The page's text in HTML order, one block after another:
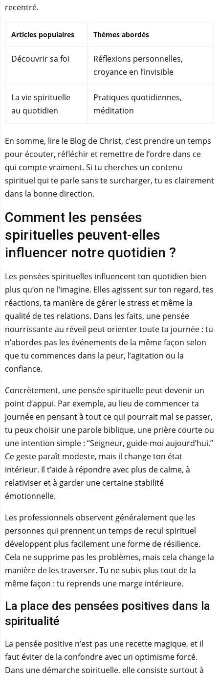
recentré.
Articles populaires Thèmes abordés
Découvrir sa foi
Réflexions personnelles,
croyance en l’invisible
La vie spirituelle
au quotidien
Pratiques quotidiennes,
méditation
En somme, lire le Blog de Christ, c’est prendre un temps
pour écouter, réfléchir et remettre de l’ordre dans ce
qui compte vraiment. Si tu cherches un contenu
spirituel qui te parle sans te surcharger, tu es clairement
dans la bonne direction.
Comment les pensées
spirituelles peuvent-elles
influencer notre quotidien ?
Les pensées spirituelles influencent ton quotidien bien
plus qu’on ne l’imagine. Elles agissent sur ton regard, tes
réactions, ta manière de gérer le stress et même la
qualité de tes relations. Dans les faits, une pensée
nourrissante au réveil peut orienter toute ta journée : tu
n’abordes pas les événements de la même façon selon
que tu commences dans la peur, l’agitation ou la
confiance.
Concrètement, une pensée spirituelle peut devenir un
point d’appui. Par exemple, au lieu de commencer ta
journée en pensant à tout ce qui pourrait mal se passer,
tu peux choisir une parole biblique, une prière courte ou
une intention simple : “Seigneur, guide-moi aujourd’hui.”
Ce geste paraît modeste, mais il change ton état
intérieur. Il t’aide à répondre avec plus de calme, à
relativiser et à garder une certaine stabilité
émotionnelle.
Les professionnels observent généralement que les
personnes qui prennent un temps de recul spirituel
développent plus facilement une forme de résilience.
Cela ne supprime pas les problèmes, mais cela change la
manière de les traverser. Tu ne subis plus tout de la
même façon : tu reprends une marge intérieure.
La place des pensées positives dans la
spiritualité
La pensée positive n’est pas une recette magique, et il
faut éviter de la confondre avec un optimisme forcé.
Dans une démarche spirituelle, elle consiste surtout à